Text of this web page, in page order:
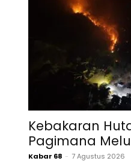
Kebakaran
Pagimana
Kabar 68 - 7 Agustus 2026